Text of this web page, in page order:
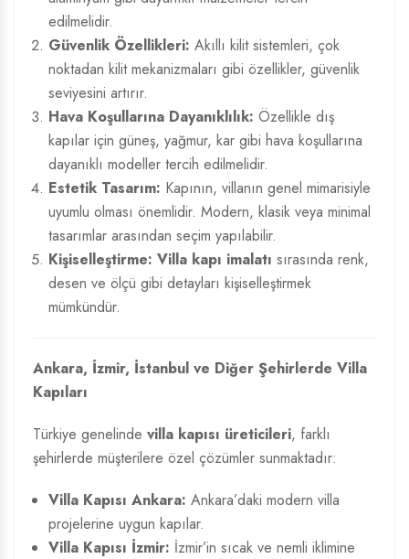
edilmelidir.
Güvenlik Özellikleri: Akıllı kilit sistemleri, çok
noktadan kilit mekanizmaları gibi özellikler, güvenlik
seviyesini artırır.
Hava Koşullarına Dayanıklılık: Özellikle dış
kapılar için güneş, yağmur, kar gibi hava koşullarına
dayanıklı modeller tercih edilmelidir.
Estetik Tasarım: Kapının, villanın genel mimarisiyle
uyumlu olması önemlidir. Modern, klasik veya minimal
tasarımlar arasından seçim yapılabilir.
Kişiselleştirme: Villa kapı imalatı sırasında renk,
desen ve ölçü gibi detayları kişiselleştirmek
mümkündür.
Ankara, İzmir, İstanbul ve Diğer Şehirlerde Villa
Kapıları
Türkiye genelinde villa kapısı üreticileri, farklı
şehirlerde müşterilere özel çözümler sunmaktadır:
Villa Kapısı Ankara: Ankara’daki modern villa
projelerine uygun kapılar.
Villa Kapısı İzmir: İzmir’in sıcak ve nemli iklimine